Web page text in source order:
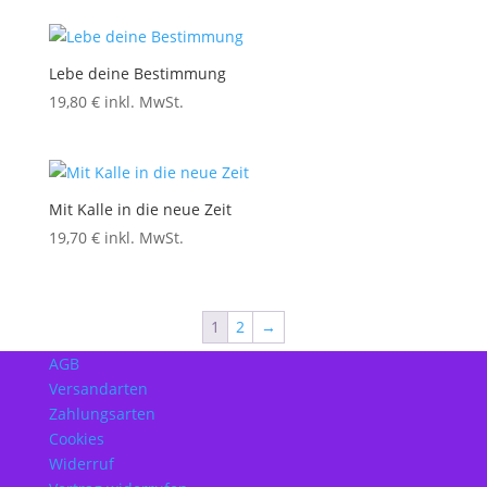
Lebe deine Bestimmung
19,80 € inkl. MwSt.
Mit Kalle in die neue Zeit
19,70 € inkl. MwSt.
1 2
→
AGB
Versandarten
Zahlungsarten
Cookies
Widerruf